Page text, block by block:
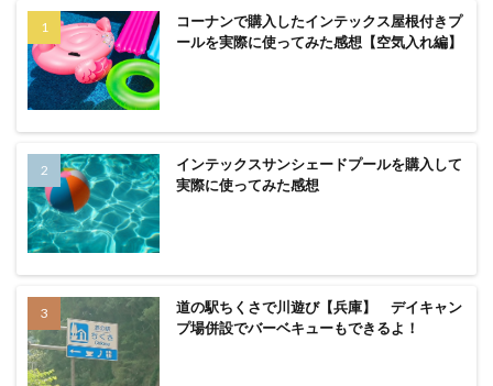
コーナンで購入したインテックス屋根付きプ
ールを実際に使ってみた感想【空気入れ編】
インテックスサンシェードプールを購入して
実際に使ってみた感想
道の駅ちくさで川遊び【兵庫】 デイキャン
プ場併設でバーベキューもできるよ！